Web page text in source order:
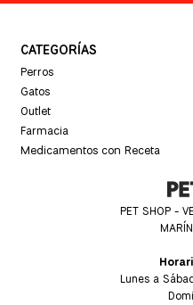
CATEGORÍAS
Perros
Gatos
Outlet
Farmacia
Medicamentos con Receta
PET SHOP -
Lunes a